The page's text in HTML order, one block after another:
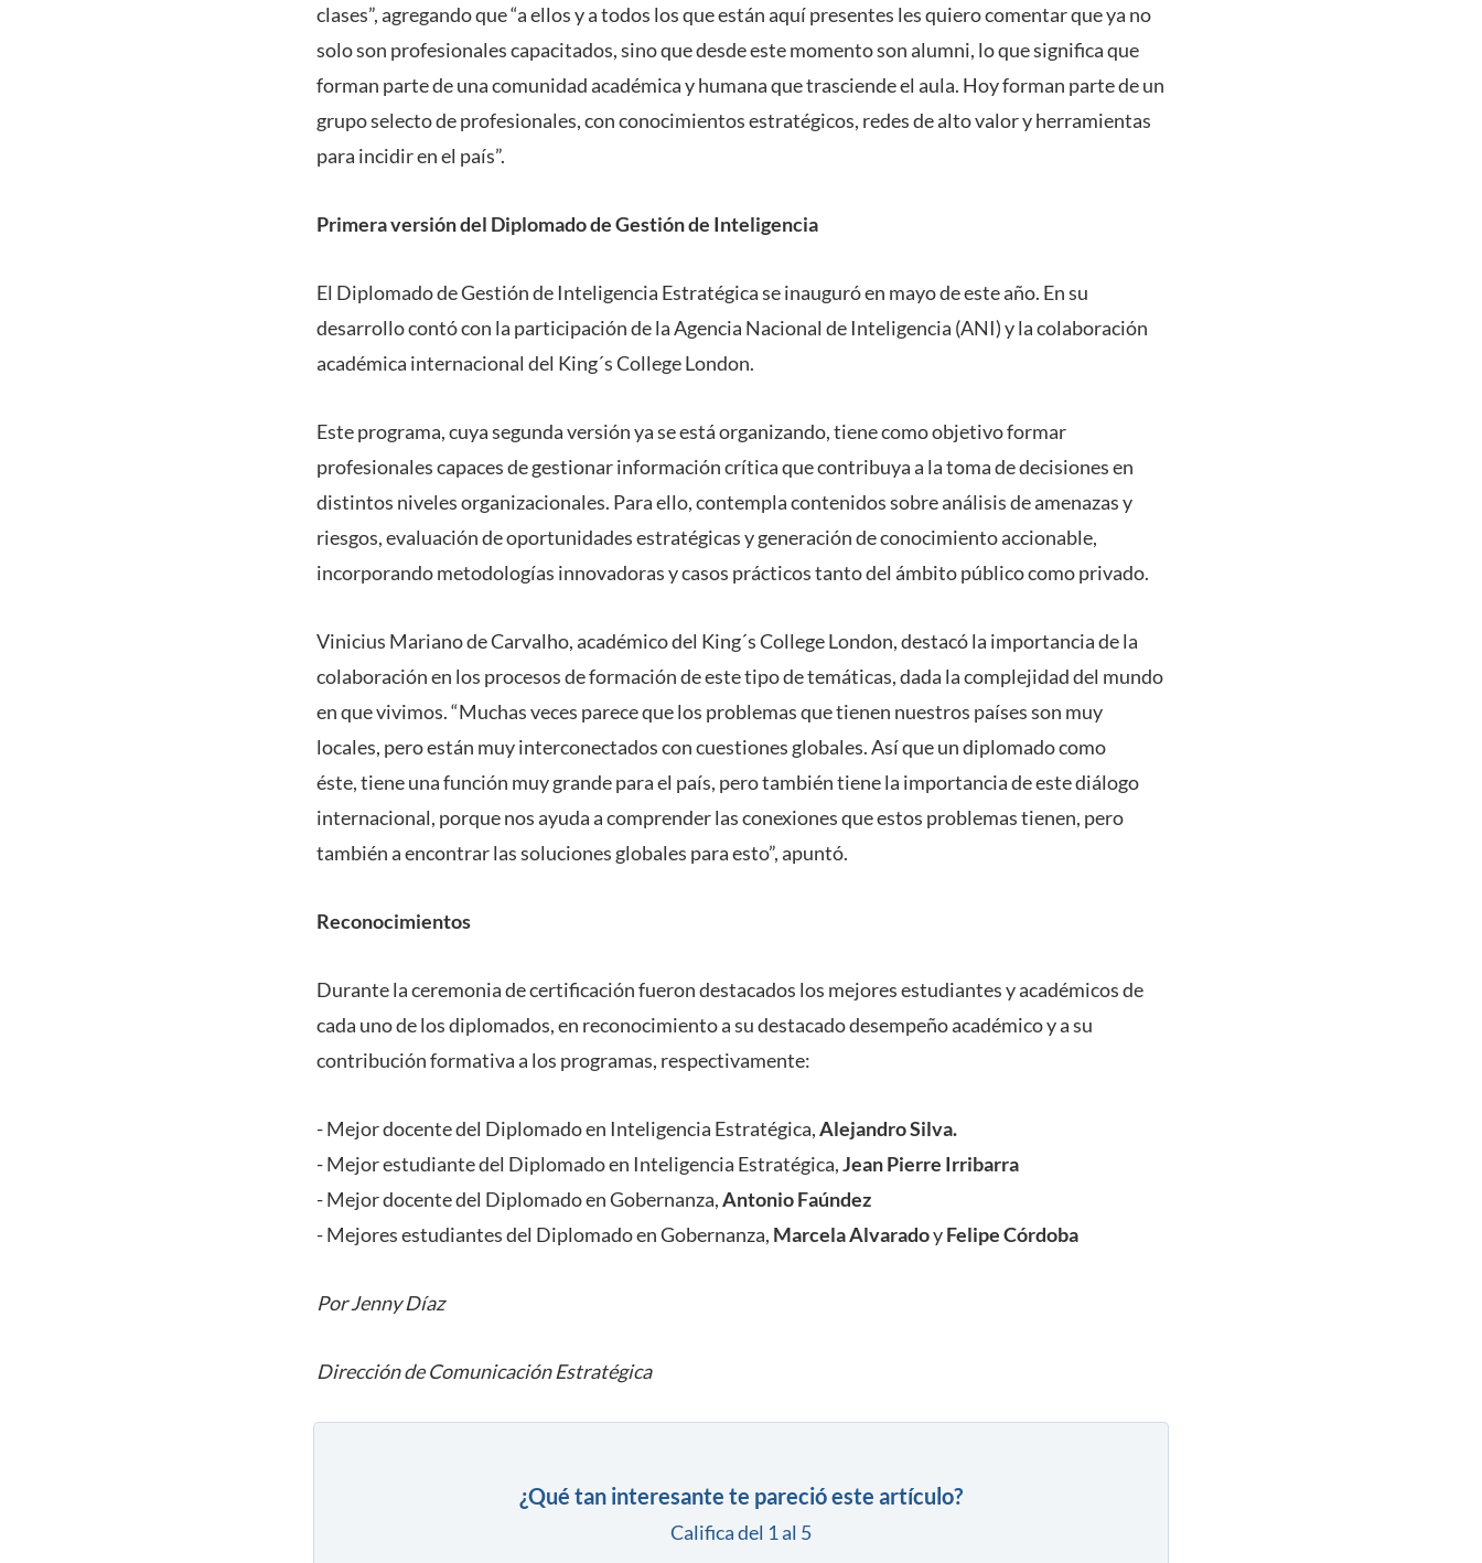
clases”, agregando que “a ellos y a todos los que están aquí presentes les quiero comentar que ya no
solo son profesionales capacitados, sino que desde este momento son alumni, lo que significa que
forman parte de una comunidad académica y humana que trasciende el aula. Hoy forman parte de un
grupo selecto de profesionales, con conocimientos estratégicos, redes de alto valor y herramientas
para incidir en el país”.
Primera versión del Diplomado de Gestión de Inteligencia
El Diplomado de Gestión de Inteligencia Estratégica se inauguró en mayo de este año. En su
desarrollo contó con la participación de la Agencia Nacional de Inteligencia (ANI) y la colaboración
académica internacional del King´s College London.
Este programa, cuya segunda versión ya se está organizando, tiene como objetivo formar
profesionales capaces de gestionar información crítica que contribuya a la toma de decisiones en
distintos niveles organizacionales. Para ello, contempla contenidos sobre análisis de amenazas y
riesgos, evaluación de oportunidades estratégicas y generación de conocimiento accionable,
incorporando metodologías innovadoras y casos prácticos tanto del ámbito público como privado.
Vinicius Mariano de Carvalho, académico del King´s College London, destacó la importancia de la
colaboración en los procesos de formación de este tipo de temáticas, dada la complejidad del mundo
en que vivimos. “Muchas veces parece que los problemas que tienen nuestros países son muy
locales, pero están muy interconectados con cuestiones globales. Así que un diplomado como
éste, tiene una función muy grande para el país, pero también tiene la importancia de este diálogo
internacional, porque nos ayuda a comprender las conexiones que estos problemas tienen, pero
también a encontrar las soluciones globales para esto”, apuntó.
Reconocimientos
Durante la ceremonia de certificación fueron destacados los mejores estudiantes y académicos de
cada uno de los diplomados, en reconocimiento a su destacado desempeño académico y a su
contribución formativa a los programas, respectivamente:
- Mejor docente del Diplomado en Inteligencia Estratégica,Alejandro Silva.
- Mejor estudiante del Diplomado en Inteligencia Estratégica,Jean Pierre Irribarra
- Mejor docente del Diplomado en Gobernanza,Antonio Faúndez
- Mejores estudiantes del Diplomado en Gobernanza, Marcela AlvaradoyFelipe Córdoba
Por Jenny Díaz
Dirección de Comunicación Estratégica
¿Qué tan interesante te pareció este artículo?
Califica del 1 al 5